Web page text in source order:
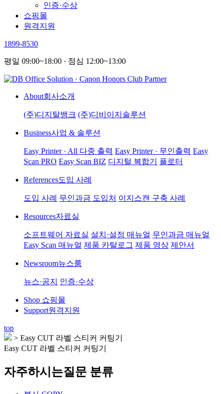
인증·수상
쇼핑몰
원격지원
1899-8530
평일 09:00~18:00 · 점심 12:00~13:00
About회사소개
(주)디지탈뱅크 (주)디비이지솔루션
Business사업 & 솔루션
Easy Printer · All 다중 출력 Easy Printer · 무인출력 Easy
Scan PRO Easy Scan BIZ 디지털 복합기 플로터
References도입 사례
도입 사례 무인과금 도입처 이지스캔 구축 사례
Resources자료실
소프트웨어 자료실 설치·설정 매뉴얼 무인과금 매뉴얼
Easy Scan 매뉴얼 제품 카탈로그 제품 영상 제안서
Newsroom뉴스룸
뉴스·공지 인증·수상
Shop 쇼핑몰
Support원격지원
top
> Easy CUT 라벨 스티커 커팅기
Easy CUT 라벨 스티커 커팅기
자주하시는질문 분류